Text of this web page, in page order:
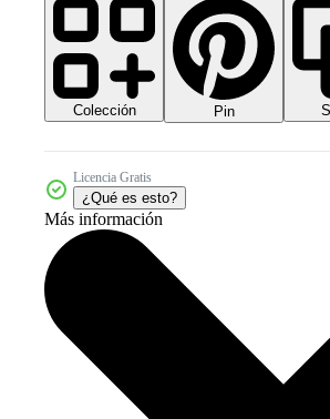
Colección Pin
Licencia Gratis
¿Qué es esto?
Más información